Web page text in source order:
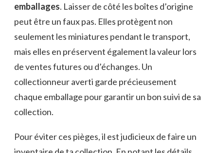
emballages. Laisser de côté les boîtes d’origine
peut être un faux pas. Elles protègent non
seulement les miniatures pendant le transport,
mais elles en préservent également la valeur lors
de ventes futures ou d’échanges. Un
collectionneur averti garde précieusement
chaque emballage pour garantir un bon suivi de sa
collection.
Pour éviter ces pièges, il est judicieux de faire un